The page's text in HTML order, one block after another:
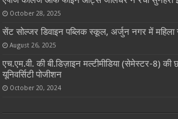
October 28, 2025
सेंट सोल्जर डिवाइन पब्लिक स्कूल, अर्जुन नगर में महिला
August 26, 2025
एच.एम.वी. की बी.डिज़ाइन मल्टीमीडिया (सेमेस्टर-8) की
यूनिवर्सिटी पोजीशन
October 20, 2024